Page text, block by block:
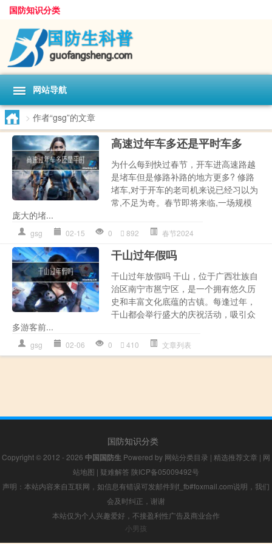
国防知识分类
网站导航
> 作者“gsg”的文章
高速过年车多还是平时车多
为什么每到快过春节，开车进高速路越
是堵车但是修路补路的地方更多? 修路
堵车,对于开车的老司机来说已经习以为
常,不足为奇。春节即将来临,一场规模
庞大的堵...
gsg 02-15 0 892 春节2024
干山过年假吗
干山过年放假吗 干山，位于广西壮族自
治区南宁市邕宁区，是一个拥有悠久历
史和丰富文化底蕴的古镇。每逢过年，
干山都会举行盛大的庆祝活动，吸引众
多游客前...
gsg 02-06 0 410 文章列表
国防知识分类
Copyright © 2012 - 2026 中国国防生 Powered by 网站分类目录 | 精选推荐文章 | 网
站地图 | 疑难解答 陕ICP备05009492号
声明：本站内容来自互联网，如信息有错误可发邮件到f_fb#foxmail.com说明，我们
会及时纠正，谢谢
本站仅为个人兴趣爱好，不接盈利性广告及商业合作
小男孩